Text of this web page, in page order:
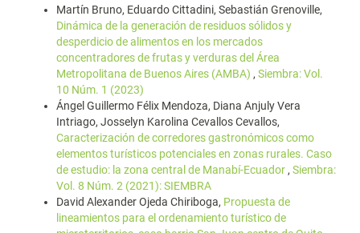
Martín Bruno, Eduardo Cittadini, Sebastián Grenoville,
Dinámica de la generación de residuos sólidos y
desperdicio de alimentos en los mercados
concentradores de frutas y verduras del Área
Metropolitana de Buenos Aires (AMBA) , Siembra: Vol.
10 Núm. 1 (2023)
Ángel Guillermo Félix Mendoza, Diana Anjuly Vera
Intriago, Josselyn Karolina Cevallos Cevallos,
Caracterización de corredores gastronómicos como
elementos turísticos potenciales en zonas rurales. Caso
de estudio: la zona central de Manabí-Ecuador , Siembra:
Vol. 8 Núm. 2 (2021): SIEMBRA
David Alexander Ojeda Chiriboga, Propuesta de
lineamientos para el ordenamiento turístico de